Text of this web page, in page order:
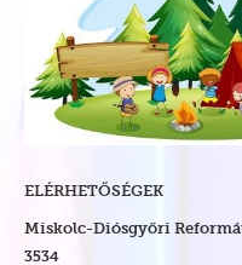
ELÉRHETŐSÉGEK
Miskolc-Diósgyőri
3534